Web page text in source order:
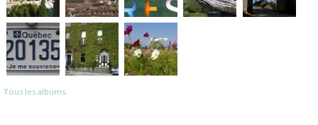
Tous les albums